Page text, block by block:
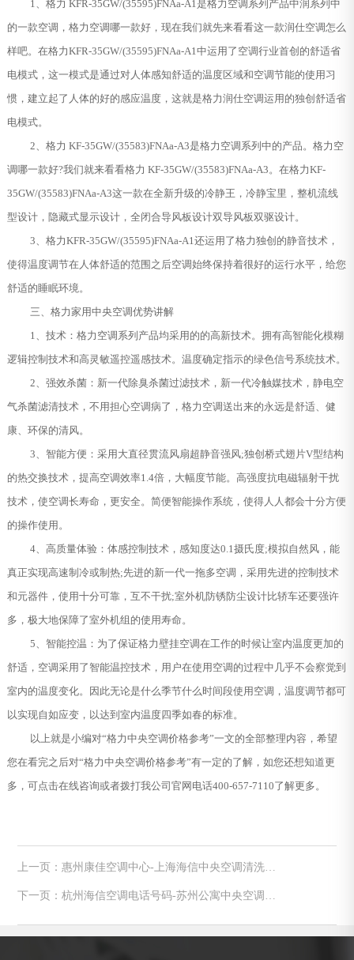
1、格力 KFR-35GW/(35595)FNAa-A1是格力空调系列产品中润系列中
的一款空调，格力空调哪一款好，现在我们就先来看看这一款润仕空调怎么
样吧。在格力KFR-35GW/(35595)FNAa-A1中运用了空调行业首创的舒适省
电模式，这一模式是通过对人体感知舒适的温度区域和空调节能的使用习
惯，建立起了人体的好的感应温度，这就是格力润仕空调运用的独创舒适省
电模式。
2、格力 KF-35GW/(35583)FNAa-A3是格力空调系列中的产品。格力空
调哪一款好?我们就来看看格力 KF-35GW/(35583)FNAa-A3。在格力KF-
35GW/(35583)FNAa-A3这一款在全新升级的冷静王，冷静宝里，整机流线
型设计，隐藏式显示设计，全闭合导风板设计双导风板双驱设计。
3、格力KFR-35GW/(35595)FNAa-A1还运用了格力独创的静音技术，
使得温度调节在人体舒适的范围之后空调始终保持着很好的运行水平，给您
舒适的睡眠环境。
三、格力家用中央空调优势讲解
1、技术：格力空调系列产品均采用的的高新技术。拥有高智能化模糊
逻辑控制技术和高灵敏遥控遥感技术。温度确定指示的绿色信号系统技术。
2、强效杀菌：新一代除臭杀菌过滤技术，新一代冷触媒技术，静电空
气杀菌滤清技术，不用担心空调病了，格力空调送出来的永远是舒适、健
康、环保的清风。
3、智能方便：采用大直径贯流风扇超静音强风;独创桥式翅片V型结构
的热交换技术，提高空调效率1.4倍，大幅度节能。高强度抗电磁辐射干扰
技术，使空调长寿命，更安全。简便智能操作系统，使得人人都会十分方便
的操作使用。
4、高质量体验：体感控制技术，感知度达0.1摄氏度;模拟自然风，能
真正实现高速制冷或制热;先进的新一代一拖多空调，采用先进的控制技术
和元器件，使用十分可靠，互不干扰;室外机防锈防尘设计比轿车还要强许
多，极大地保障了室外机组的使用寿命。
5、智能控温：为了保证格力壁挂空调在工作的时候让室内温度更加的
舒适，空调采用了智能温控技术，用户在使用空调的过程中几乎不会察觉到
室内的温度变化。因此无论是什么季节什么时间段使用空调，温度调节都可
以实现自如应变，以达到室内温度四季如春的标准。
以上就是小编对“格力中央空调价格参考”一文的全部整理内容，希望
您在看完之后对“格力中央空调价格参考”有一定的了解，如您还想知道更
多，可点击在线咨询或者拨打我公司官网电话400-657-7110了解更多。
上一页：惠州康佳空调中心-上海海信中央空调清洗分
下一页：杭州海信空调电话号码-苏州公寓中央空调如